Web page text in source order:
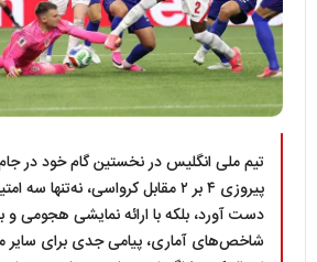
پیروزی ۴ بر ۲ مقابل کرواسی، نه‌تنها
دست آورد، بلکه با ارائه نمایشی هجومی و
شاخص‌های آماری، پیامی جدی برای سایر